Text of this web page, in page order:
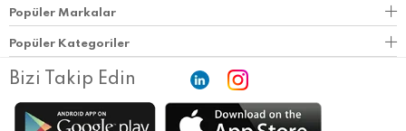
Popüler Markalar
Popüler Kategoriler
Bizi Takip Edin